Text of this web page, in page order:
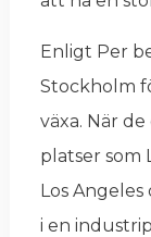
Enligt Per
Stockholm
växa. När
platser som
Los
i en